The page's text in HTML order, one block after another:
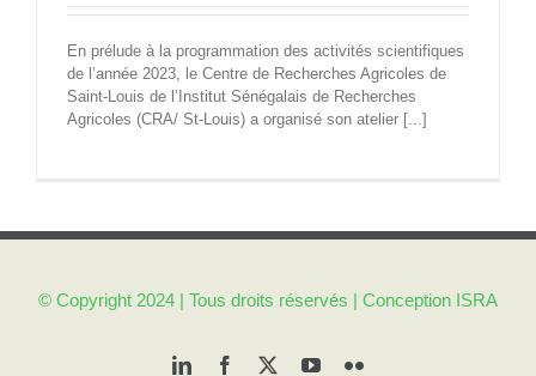
En prélude à la programmation des activités scientifiques
de l’année 2023, le Centre de Recherches Agricoles de
Saint-Louis de l’Institut Sénégalais de Recherches
Agricoles (CRA/ St-Louis) a organisé son atelier [...]
© Copyright 2024 | Tous droits réservés | Conception ISRA
LinkedInFacebook YouTubeFlickr